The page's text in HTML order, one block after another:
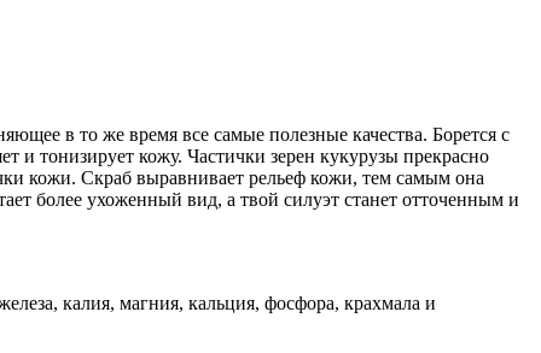
в то же время все самые полезные качества. Борется с
и тонизирует кожу. Частички зерен кукурузы прекрасно
кожи. Скраб выравнивает рельеф кожи, тем самым она
более ухоженный вид, а твой силуэт станет отточенным и
калия, магния, кальция, фосфора, крахмала и